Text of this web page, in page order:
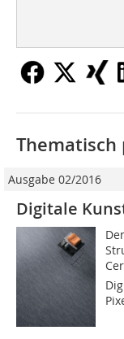
Thematisch
Ausgabe 02/2016
Digitale